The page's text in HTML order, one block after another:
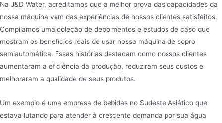
Na J&D Water, acreditamos que a melhor prova das capacidades da
nossa máquina vem das experiências de nossos clientes satisfeitos.
Compilamos uma coleção de depoimentos e estudos de caso que
mostram os benefícios reais de usar nossa máquina de sopro
semiautomática. Essas histórias destacam como nossos clientes
aumentaram a eficiência da produção, reduziram seus custos e
melhoraram a qualidade de seus produtos.
Um exemplo é uma empresa de bebidas no Sudeste Asiático que
estava lutando para atender à crescente demanda por sua água